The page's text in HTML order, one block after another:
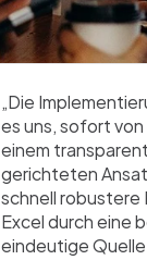
„Die
es uns, sofort
einem
gerichteten
schnell
Excel durch eine
eindeutige